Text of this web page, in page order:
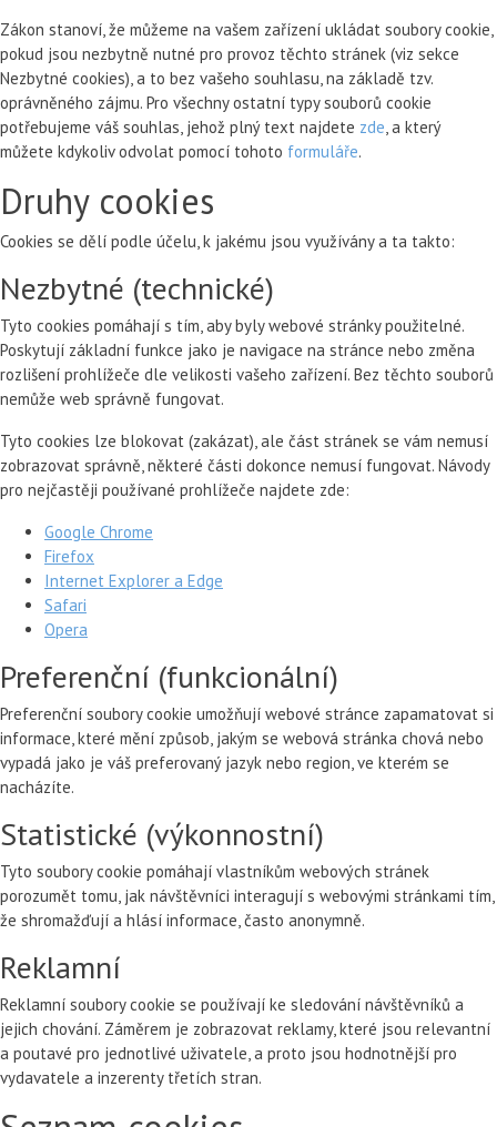
Zákon stanoví, že můžeme na vašem zařízení ukládat soubory cookie,
pokud jsou nezbytně nutné pro provoz těchto stránek (viz sekce
Nezbytné cookies), a to bez vašeho souhlasu, na základě tzv.
oprávněného zájmu. Pro všechny ostatní typy souborů cookie
potřebujeme váš souhlas, jehož plný text najdete zde, a který
můžete kdykoliv odvolat pomocí tohoto formuláře.
Druhy cookies
Cookies se dělí podle účelu, k jakému jsou využívány a ta takto:
Nezbytné (technické)
Tyto cookies pomáhají s tím, aby byly webové stránky použitelné.
Poskytují základní funkce jako je navigace na stránce nebo změna
rozlišení prohlížeče dle velikosti vašeho zařízení. Bez těchto souborů
nemůže web správně fungovat.
Tyto cookies lze blokovat (zakázat), ale část stránek se vám nemusí
zobrazovat správně, některé části dokonce nemusí fungovat. Návody
pro nejčastěji používané prohlížeče najdete zde:
Google Chrome
Firefox
Internet Explorer a Edge
Safari
Opera
Preferenční (funkcionální)
Preferenční soubory cookie umožňují webové stránce zapamatovat si
informace, které mění způsob, jakým se webová stránka chová nebo
vypadá jako je váš preferovaný jazyk nebo region, ve kterém se
nacházíte.
Statistické (výkonnostní)
Tyto soubory cookie pomáhají vlastníkům webových stránek
porozumět tomu, jak návštěvníci interagují s webovými stránkami tím,
že shromažďují a hlásí informace, často anonymně.
Reklamní
Reklamní soubory cookie se používají ke sledování návštěvníků a
jejich chování. Záměrem je zobrazovat reklamy, které jsou relevantní
a poutavé pro jednotlivé uživatele, a proto jsou hodnotnější pro
vydavatele a inzerenty třetích stran.